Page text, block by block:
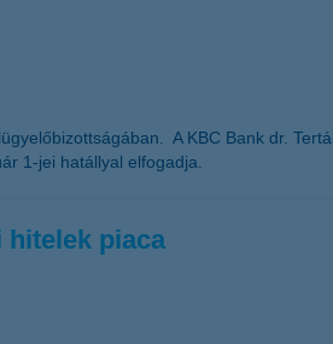
A KBC Bank dr.
1-jei hatállyal elfogadja.
hitelek piaca